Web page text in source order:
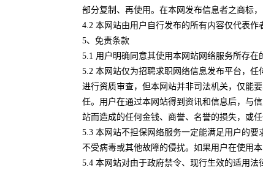
部分复制、再使用。在本网发布信息者之商标
4.2 本网站由用户自行发布的所有内容仅代表
5、免责条款
5.1 用户明确同意其使用本网站网络服务所存
5.2 本网站仅为招聘求职网络信息发布平台，
进行资质审查，但本网站并非司法机关，仅能
任。用户在通过本网站得到资讯和信息后，与
站而造成的任何金钱、商誉、名誉的损失，或
5.3 本网站不担保网络服务一定能满足用户的
不受病毒或其他故障的侵扰。如果用户在使用
5.4 本网站对由于政府禁令、现行生效的适用